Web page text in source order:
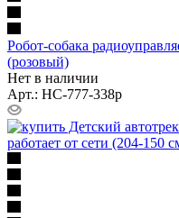
Робот-собака
(розовый)
Нет в наличии
Арт.: HC-777-338p